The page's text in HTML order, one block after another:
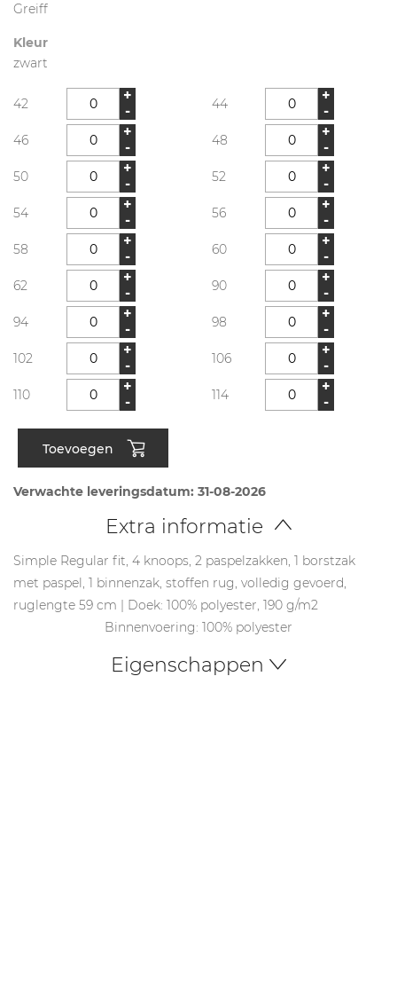
Greiff
Kleur
zwart
42
+
-
44
+
-
46
+
-
48
+
-
50
+
-
52
+
-
54
+
-
56
+
-
58
+
-
60
+
-
62
+
-
90
+
-
94
+
-
98
+
-
102
+
-
106
+
-
110
+
-
114
+
-
Toevoegen
Verwachte leveringsdatum: 31-08-2026
Extra informatie
Simple Regular fit, 4 knoops, 2 paspelzakken, 1 borstzak
met paspel, 1 binnenzak, stoffen rug, volledig gevoerd,
ruglengte 59 cm | Doek: 100% polyester, 190 g/m2
Binnenvoering: 100% polyester
Eigenschappen